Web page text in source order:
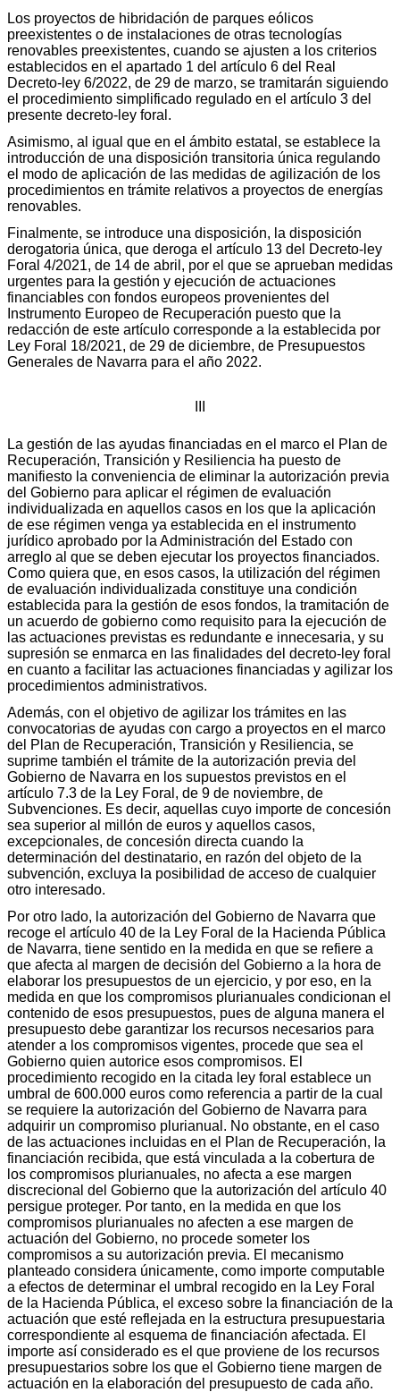
Los proyectos de hibridación de parques eólicos
preexistentes o de instalaciones de otras tecnologías
renovables preexistentes, cuando se ajusten a los criterios
establecidos en el apartado 1 del artículo 6 del Real
Decreto-ley 6/2022, de 29 de marzo, se tramitarán siguiendo
el procedimiento simplificado regulado en el artículo 3 del
presente decreto-ley foral.
Asimismo, al igual que en el ámbito estatal, se establece la
introducción de una disposición transitoria única regulando
el modo de aplicación de las medidas de agilización de los
procedimientos en trámite relativos a proyectos de energías
renovables.
Finalmente, se introduce una disposición, la disposición
derogatoria única, que deroga el artículo 13 del Decreto-ley
Foral 4/2021, de 14 de abril, por el que se aprueban medidas
urgentes para la gestión y ejecución de actuaciones
financiables con fondos europeos provenientes del
Instrumento Europeo de Recuperación puesto que la
redacción de este artículo corresponde a la establecida por
Ley Foral 18/2021, de 29 de diciembre, de Presupuestos
Generales de Navarra para el año 2022.
La gestión de las ayudas financiadas en el marco el Plan de
Recuperación, Transición y Resiliencia ha puesto de
manifiesto la conveniencia de eliminar la autorización previa
del Gobierno para aplicar el régimen de evaluación
individualizada en aquellos casos en los que la aplicación
de ese régimen venga ya establecida en el instrumento
jurídico aprobado por la Administración del Estado con
arreglo al que se deben ejecutar los proyectos financiados.
Como quiera que, en esos casos, la utilización del régimen
de evaluación individualizada constituye una condición
establecida para la gestión de esos fondos, la tramitación de
un acuerdo de gobierno como requisito para la ejecución de
las actuaciones previstas es redundante e innecesaria, y su
supresión se enmarca en las finalidades del decreto-ley foral
en cuanto a facilitar las actuaciones financiadas y agilizar los
procedimientos administrativos.
Además, con el objetivo de agilizar los trámites en las
convocatorias de ayudas con cargo a proyectos en el marco
del Plan de Recuperación, Transición y Resiliencia, se
suprime también el trámite de la autorización previa del
Gobierno de Navarra en los supuestos previstos en el
artículo 7.3 de la Ley Foral, de 9 de noviembre, de
Subvenciones. Es decir, aquellas cuyo importe de concesión
sea superior al millón de euros y aquellos casos,
excepcionales, de concesión directa cuando la
determinación del destinatario, en razón del objeto de la
subvención, excluya la posibilidad de acceso de cualquier
otro interesado.
Por otro lado, la autorización del Gobierno de Navarra que
recoge el artículo 40 de la Ley Foral de la Hacienda Pública
de Navarra, tiene sentido en la medida en que se refiere a
que afecta al margen de decisión del Gobierno a la hora de
elaborar los presupuestos de un ejercicio, y por eso, en la
medida en que los compromisos plurianuales condicionan el
contenido de esos presupuestos, pues de alguna manera el
presupuesto debe garantizar los recursos necesarios para
atender a los compromisos vigentes, procede que sea el
Gobierno quien autorice esos compromisos. El
procedimiento recogido en la citada ley foral establece un
umbral de 600.000 euros como referencia a partir de la cual
se requiere la autorización del Gobierno de Navarra para
adquirir un compromiso plurianual. No obstante, en el caso
de las actuaciones incluidas en el Plan de Recuperación, la
financiación recibida, que está vinculada a la cobertura de
los compromisos plurianuales, no afecta a ese margen
discrecional del Gobierno que la autorización del artículo 40
persigue proteger. Por tanto, en la medida en que los
compromisos plurianuales no afecten a ese margen de
actuación del Gobierno, no procede someter los
compromisos a su autorización previa. El mecanismo
planteado considera únicamente, como importe computable
a efectos de determinar el umbral recogido en la Ley Foral
de la Hacienda Pública, el exceso sobre la financiación de la
actuación que esté reflejada en la estructura presupuestaria
correspondiente al esquema de financiación afectada. El
importe así considerado es el que proviene de los recursos
presupuestarios sobre los que el Gobierno tiene margen de
actuación en la elaboración del presupuesto de cada año.